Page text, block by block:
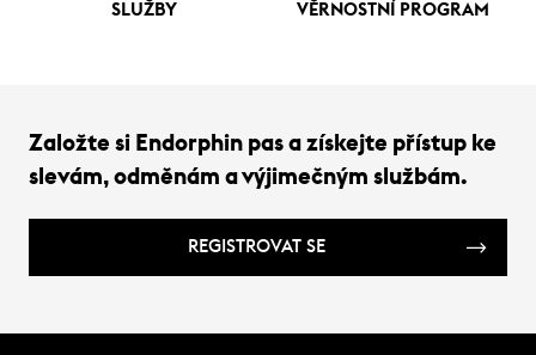
SLUŽBY VĚRNOSTNÍ PROGRAM
Založte si Endorphin pas a získejte přístup ke
slevám, odměnám a výjimečným službám.
REGISTROVAT SE